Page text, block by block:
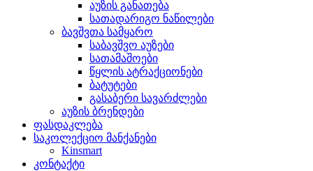
აუზის განათება
სათადარიგო ნაწილები
ბავშვთა სამყარო
საბავშვო აუზები
სათამაშოები
წყლის ატრაქციონები
ბატუტები
გასაბერი სავარძლები
აუზის ბრენდები
ფასდაკლება
საკოლექციო მანქანები
Kinsmart
კონტაქტი